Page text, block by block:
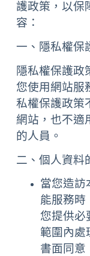
護政策，以保
容：
一、隱私權保
隱私權保護政
您使用網站服
私權保護政策
網站，也不適
的人員。
二、個人資料
當您造訪
能服務時
您提供必
範圍內處
書面同意